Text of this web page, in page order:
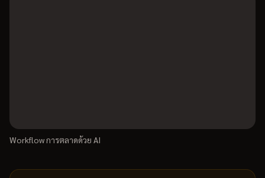
Workflow การตลาดด้วย AI